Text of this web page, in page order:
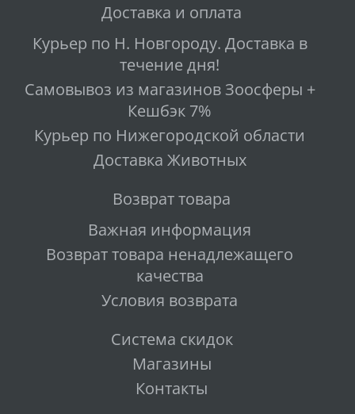
Доставка и оплата
Курьер по Н. Новгороду. Доставка в
течение дня!
Самовывоз из магазинов Зоосферы +
Кешбэк 7%
Курьер по Нижегородской области
Доставка Животных
Возврат товара
Важная информация
Возврат товара ненадлежащего
качества
Условия возврата
Система скидок
Магазины
Контакты